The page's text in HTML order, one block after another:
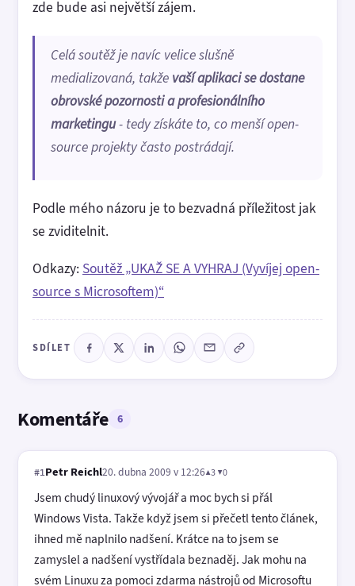
zde bude asi největší zájem.
Celá soutěž je navíc velice slušně
medializovaná, takže vaší aplikaci se dostane
obrovské pozornosti a profesionálního
marketingu- tedy získáte to, co menší open-
source projekty často postrádají.
Podle mého názoru je to bezvadná příležitost jak
se zviditelnit.
Odkazy: Soutěž „UKAŽ SE A VYHRAJ (Vyvíjej open-
source s Microsoftem)“
SDÍLET
Komentáře 6
#1Petr Reichl20. dubna 2009 v 12:26▲3 ▼0
Jsem chudý linuxový vývojář a moc bych si přál
Windows Vista. Takže když jsem si přečetl tento článek,
ihned mě naplnilo nadšení. Krátce na to jsem se
zamyslel a nadšení vystřídala beznaděj. Jak mohu na
svém Linuxu za pomoci zdarma nástrojů od Microsoftu